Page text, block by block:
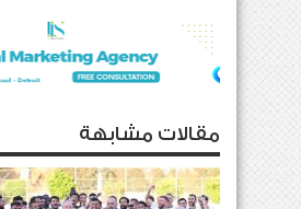
مقالات مشابهة